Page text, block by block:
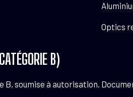
Optics
B)
B, soumise à autorisation.